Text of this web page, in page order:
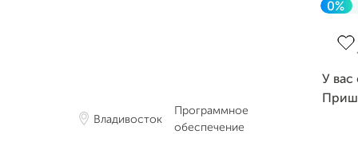
Владивосток
Программное
обеспечение
0%
У вас